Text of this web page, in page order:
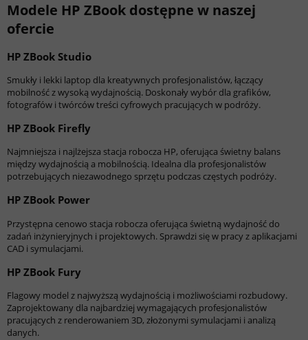
Modele HP ZBook dostępne w naszej
ofercie
HP ZBook Studio
Smukły i lekki laptop dla kreatywnych profesjonalistów, łączący
mobilność z wysoką wydajnością. Doskonały wybór dla grafików,
fotografów i twórców treści cyfrowych pracujących w podróży.
HP ZBook Firefly
Najmniejsza i najlżejsza stacja robocza HP, oferująca świetny balans
między wydajnością a mobilnością. Idealna dla profesjonalistów
potrzebujących niezawodnego sprzętu podczas częstych podróży.
HP ZBook Power
Przystępna cenowo stacja robocza oferująca świetną wydajność do
zadań inżynieryjnych i projektowych. Sprawdzi się w pracy z aplikacjami
CAD i symulacjami.
HP ZBook Fury
Flagowy model z najwyższą wydajnością i możliwościami rozbudowy.
Zaprojektowany dla najbardziej wymagających profesjonalistów
pracujących z renderowaniem 3D, złożonymi symulacjami i analizą
danych.